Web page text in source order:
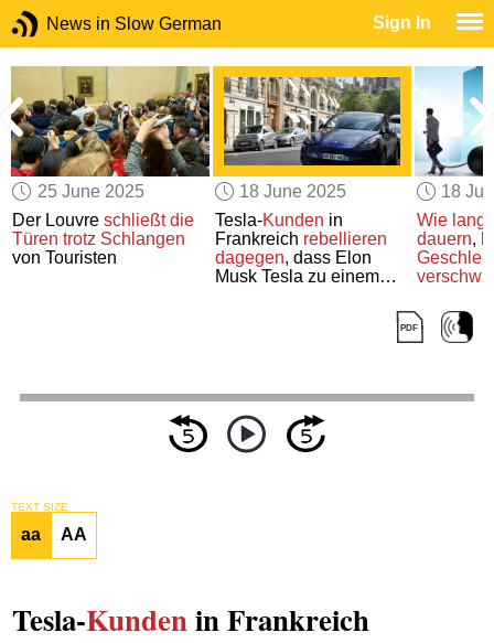
News in Slow German Sign In
25 June 2025
Der Louvreschließt die
Türen trotz Schlangen
von Touristen
18 June 2025
Tesla-Kunden in
Frankreich rebellieren
dagegen, dass Elon
Musk Tesla zu einem
18
Wie
dauern,
TEXT SIZE
aa AA
Tesla-Kundenin Frankreich